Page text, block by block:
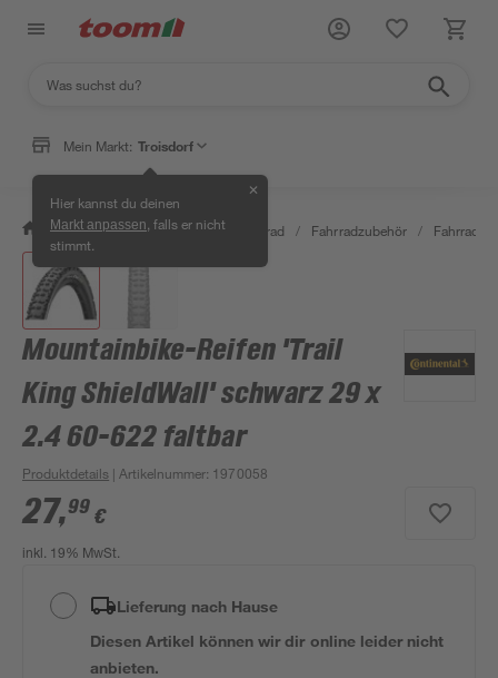
Mein Markt: Troisdorf
Hier kannst du deinen
Markt anpassen , falls er nicht
stimmt.
✕
/ Garten & Freizeit / Auto & Fahrrad / Fahrradzubehör /
Mountainbike-Reifen 'Trail
King ShieldWall' schwarz 29 x
2.4 60-622 faltbar
Produktdetails | Artikelnummer: 1970058
27,99 €
inkl. 19% MwSt.
Lieferung nach Hause
Diesen Artikel können wir dir online leider nicht
anbieten.